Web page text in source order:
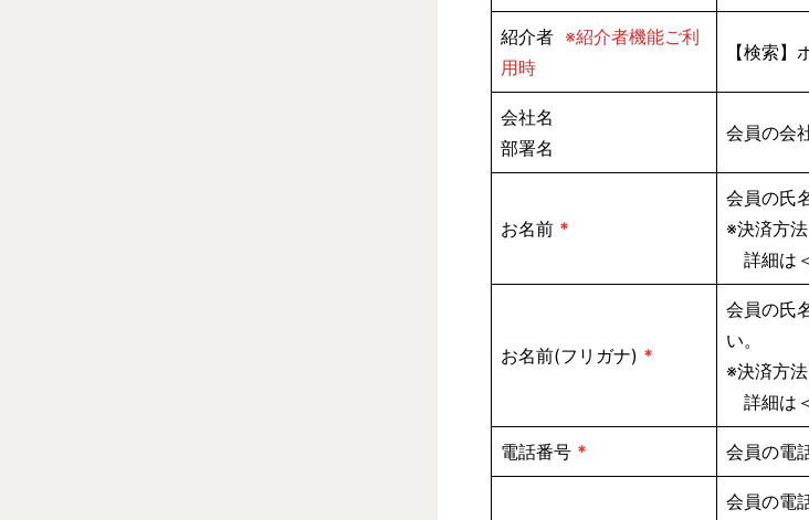
紹介者 ※紹介者機能ご利
用時
【検索
会社名
部署名
会員の会
お名前 *
会員の氏
※決済方
詳細は＜
お名前(フリガナ) *
会員の氏
い。
※決済方
詳細は＜
電話番号 * 会員の電
会員の電